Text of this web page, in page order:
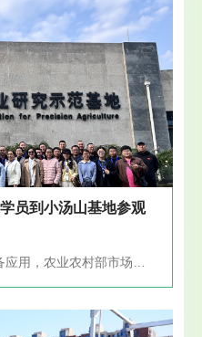
员到小汤山基地参观